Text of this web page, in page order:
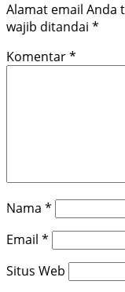
Alamat email Anda
wajib ditandai *
Komentar*
Nama *
Email *
Situs Web